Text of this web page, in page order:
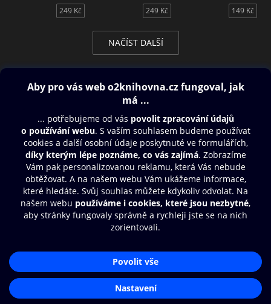
249 Kč 249 Kč 149 Kč
NAČÍST DALŠÍ
Obsah ke stažení
Moje O2 Knihovna
Další zábava
© O2 Czech Republic a.s.
Přístupnost
Zásady zpracování osobních údajůAplikace O2 Knihovna
Čti a poslouchej své e-knihy a
audioknihy rychleji a pohodlněji.